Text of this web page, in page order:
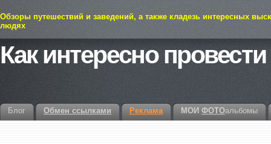
Обзоры путешествий и заведений, а также кладезь интересных
людях
Как интересно
Блог Обмен ссылками Реклама МОИ ФОТОальбомы